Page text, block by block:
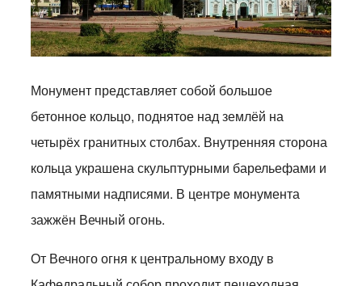
Монумент представляет собой большое
бетонное кольцо, поднятое над землёй на
четырёх гранитных столбах. Внутренняя сторона
кольца украшена скульптурными барельефами и
памятными надписями. В центре монумента
зажжён Вечный огонь.
От Вечного огня к центральному входу в